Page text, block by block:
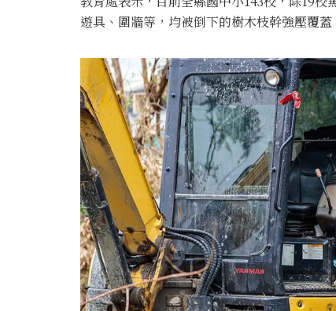
遊具、圍牆等，均被倒下的樹木枝幹強壓覆蓋